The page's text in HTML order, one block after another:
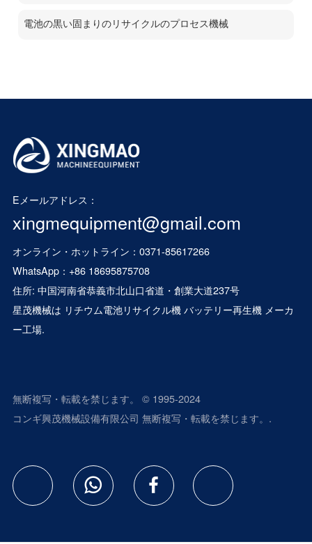
電池の黒い固まりのリサイクルのプロセス機械
Eメールアドレス：
xingmequipment@gmail.com
オンライン・ホットライン：0371-85617266
WhatsApp： +86 18695875708
住所: 中国河南省恭義市北山口省道・創業大道237号
星茂機械は リチウム電池リサイクル機バッテリー再生機メーカ
ー工場.
無断複写・転載を禁じます。 © 1995-2024
コンギ興茂機械設備有限公司 無断複写・転載を禁じます。.